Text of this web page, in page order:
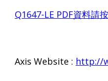
Q1647-LE PDF資料請
Axis Website : http://